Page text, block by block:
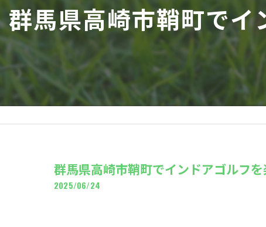
練習場
フィッ
クラ
群馬県高崎市鞘町で
群馬県高崎市鞘町でインドアゴルフ
2025/06/24